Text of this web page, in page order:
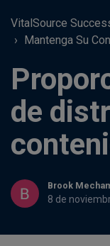
VitalSource
Mantenga Su
de
Brook
8 de